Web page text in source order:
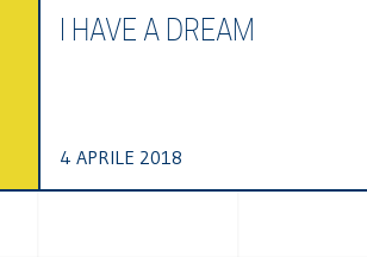
I HAVE A DREAM
4 APRILE 2018